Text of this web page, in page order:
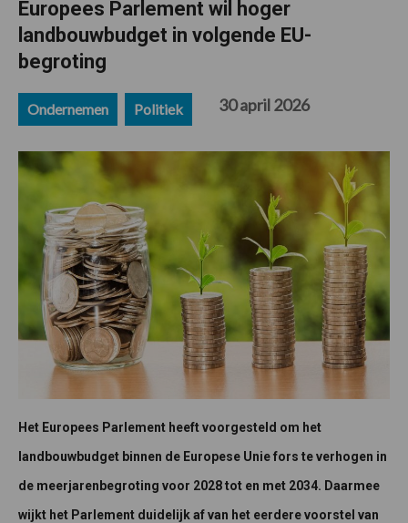
Europees Parlement wil hoger
landbouwbudget in volgende EU-
begroting
Ondernemen Politiek 30 april 2026
Het Europees Parlement heeft voorgesteld om het
landbouwbudget binnen de Europese Unie fors te verhogen in
de meerjarenbegroting voor 2028 tot en met 2034. Daarmee
wijkt het Parlement duidelijk af van het eerdere voorstel van